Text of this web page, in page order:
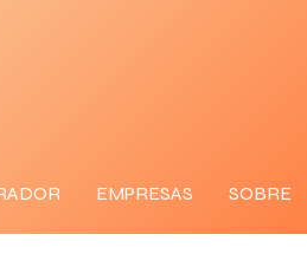
EMPRESAS SOBRE